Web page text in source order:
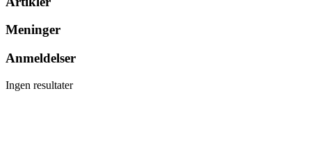
Meninger
Anmeldelser
Ingen resultater